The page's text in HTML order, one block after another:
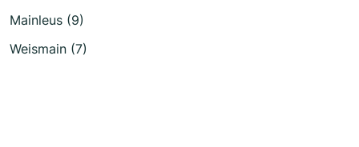
Mainleus (9)
Weismain (7)